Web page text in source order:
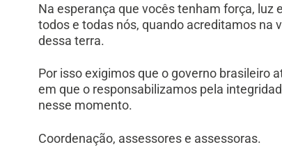
Na esperança que vocês tenham força, luz
todos e todas nós, quando acreditamos na
dessa terra.
Por isso exigimos que o governo brasileiro
em que o responsabilizamos pela
nesse momento.
Coordenação, assessores e assessoras.